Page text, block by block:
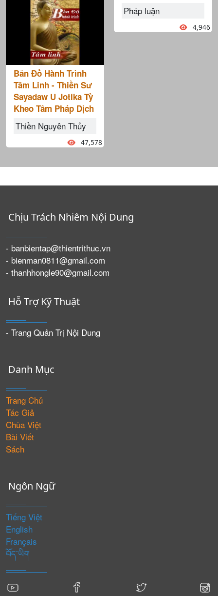
Bản Đồ Hành Trình
Tâm Linh - Thiền Sư
Sayadaw U Jotika Tỳ
Kheo Tâm Pháp Dịch
Thiền Nguyên Thủy
47,578
Pháp luận
4,946
Chịu Trách Nhiêm Nội Dung
- banbientap@thientrithuc.vn
- bienman0811@gmail.com
- thanhhongle90@gmail.com
Hỗ Trợ Kỹ Thuật
- Trang Quản Trị Nội Dung
Danh Mục
Trang Chủ
Tác Giả
Chùa Việt
Bài Viết
Sách
Ngôn Ngữ
Tiếng Việt
English
Français
བོད་ཡིག